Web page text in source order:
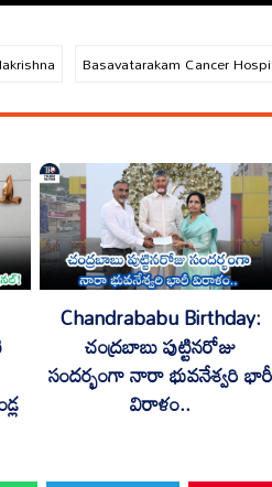
Basavatarakam Cancer
Chandrababu Birthday:
చంద్రబాబు పుట్టినరోజు
సందర్భంగా నారా భువనేశ్వరి భారీ
విరాళం..